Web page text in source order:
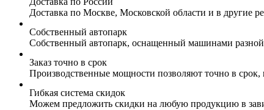
Доставка по Москве, Московской области и в другие
Собственный автопарк
Собственный автопарк, оснащенный машинами
Заказ точно в срок
Производственные мощности позволяют точно в
Гибкая система скидок
Можем предложить скидки на любую продукцию в